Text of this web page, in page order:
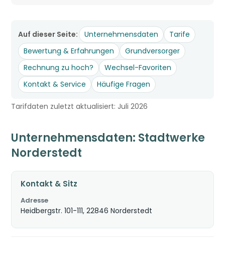
Auf dieser Seite: Unternehmensdaten
Tarife
Bewertung & Erfahrungen
Grundversorger
Rechnung zu hoch?
Wechsel-Favoriten
Kontakt & Service
Häufige Fragen
Tarifdaten zuletzt aktualisiert: Juli 2026
Unternehmensdaten: Stadtwerke
Norderstedt
Kontakt & Sitz
Adresse
Heidbergstr. 101-111, 22846 Norderstedt